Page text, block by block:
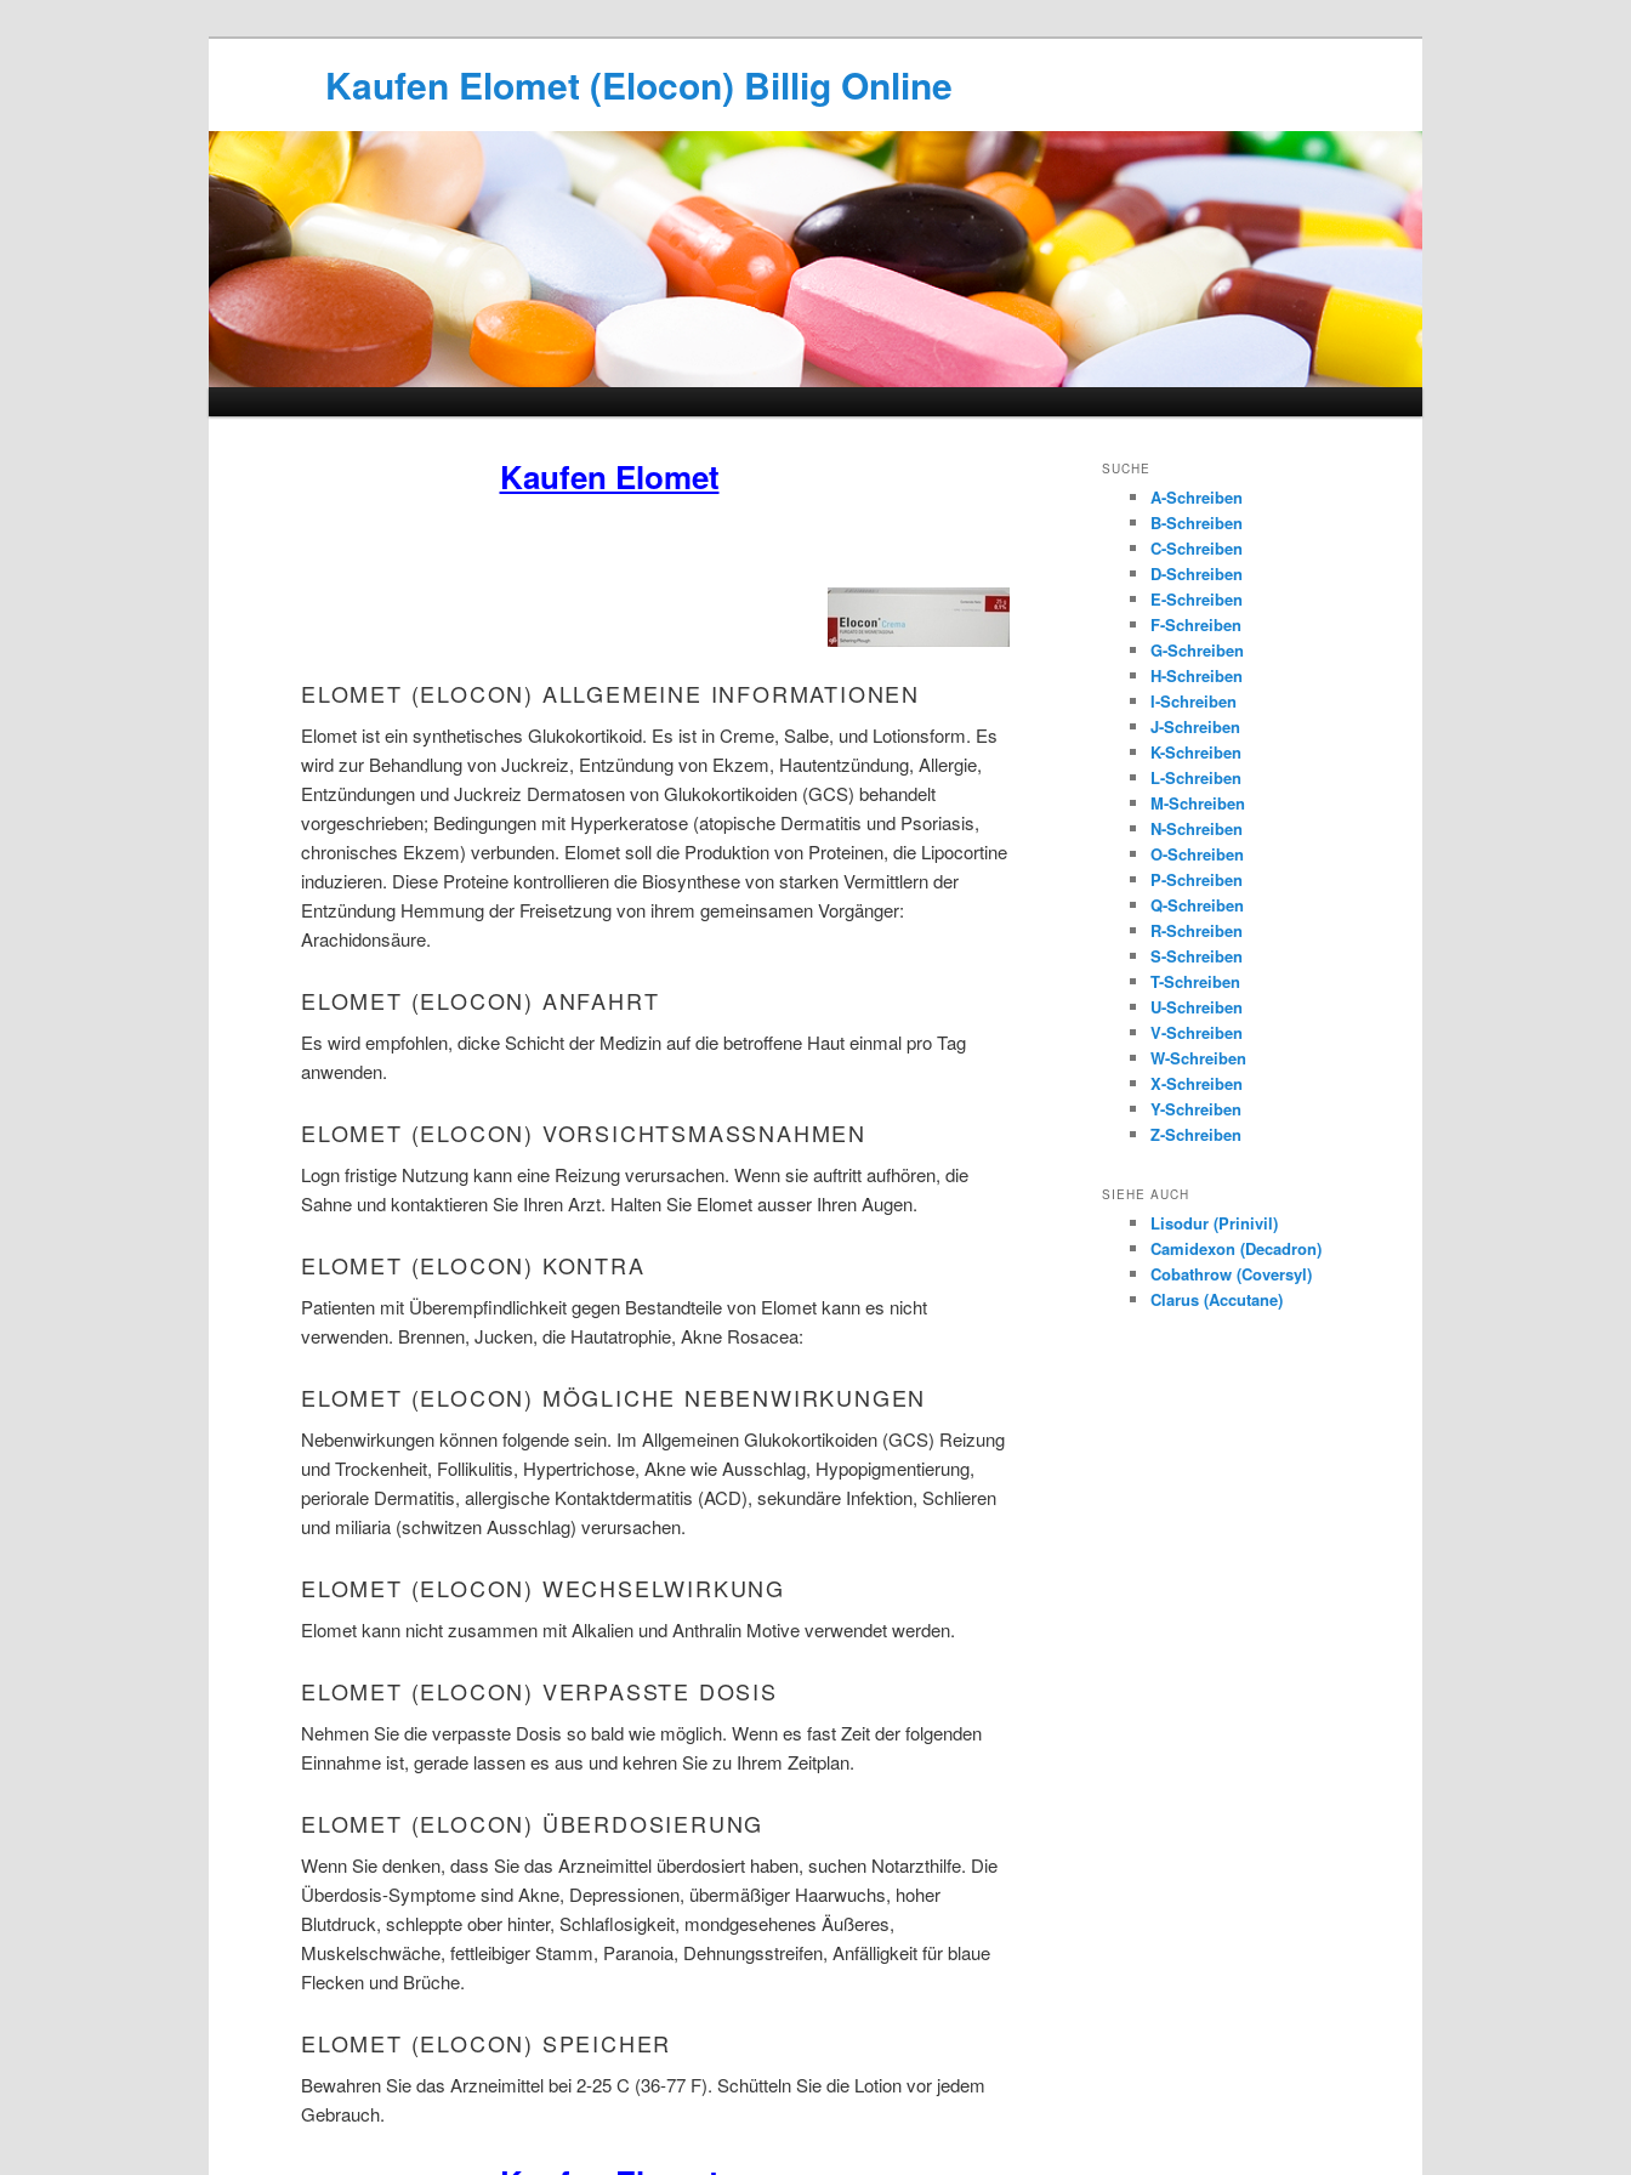
Kaufen Elomet (Elocon) Billig Online
Kaufen Elomet
ELOMET (ELOCON) ALLGEMEINE INFORMATIONEN
Elomet ist ein synthetisches Glukokortikoid. Es ist in Creme, Salbe, und Lotionsform. Es
wird zur Behandlung von Juckreiz, Entzündung von Ekzem, Hautentzündung, Allergie,
Entzündungen und Juckreiz Dermatosen von Glukokortikoiden (GCS) behandelt
vorgeschrieben; Bedingungen mit Hyperkeratose (atopische Dermatitis und Psoriasis,
chronisches Ekzem) verbunden. Elomet soll die Produktion von Proteinen, die Lipocortine
induzieren. Diese Proteine ​​kontrollieren die Biosynthese von starken Vermittlern der
Entzündung Hemmung der Freisetzung von ihrem gemeinsamen Vorgänger:
Arachidonsäure.
ELOMET (ELOCON) ANFAHRT
Es wird empfohlen, dicke Schicht der Medizin auf die betroffene Haut einmal pro Tag
anwenden.
ELOMET (ELOCON) VORSICHTSMASSNAHMEN
Logn fristige Nutzung kann eine Reizung verursachen. Wenn sie auftritt aufhören, die
Sahne und kontaktieren Sie Ihren Arzt. Halten Sie Elomet ausser Ihren Augen.
ELOMET (ELOCON) KONTRA
Patienten mit Überempfindlichkeit gegen Bestandteile von Elomet kann es nicht
verwenden. Brennen, Jucken, die Hautatrophie, Akne Rosacea:
ELOMET (ELOCON) MÖGLICHE NEBENWIRKUNGEN
Nebenwirkungen können folgende sein. Im Allgemeinen Glukokortikoiden (GCS) Reizung
und Trockenheit, Follikulitis, Hypertrichose, Akne wie Ausschlag, Hypopigmentierung,
periorale Dermatitis, allergische Kontaktdermatitis (ACD), sekundäre Infektion, Schlieren
und miliaria (schwitzen Ausschlag) verursachen.
ELOMET (ELOCON) WECHSELWIRKUNG
Elomet kann nicht zusammen mit Alkalien und Anthralin Motive verwendet werden.
ELOMET (ELOCON) VERPASSTE DOSIS
Nehmen Sie die verpasste Dosis so bald wie möglich. Wenn es fast Zeit der folgenden
Einnahme ist, gerade lassen es aus und kehren Sie zu Ihrem Zeitplan.
ELOMET (ELOCON) ÜBERDOSIERUNG
Wenn Sie denken, dass Sie das Arzneimittel überdosiert haben, suchen Notarzthilfe. Die
Überdosis-Symptome sind Akne, Depressionen, übermäßiger Haarwuchs, hoher
Blutdruck, schleppte ober hinter, Schlaflosigkeit, mondgesehenes Äußeres,
Muskelschwäche, fettleibiger Stamm, Paranoia, Dehnungsstreifen, Anfälligkeit für blaue
Flecken und Brüche.
ELOMET (ELOCON) SPEICHER
Bewahren Sie das Arzneimittel bei 2-25 C (36-77 F). Schütteln Sie die Lotion vor jedem
Gebrauch.
SUCHE
A-Schreiben
B-Schreiben
C-Schreiben
D-Schreiben
E-Schreiben
F-Schreiben
G-Schreiben
H-Schreiben
I-Schreiben
J-Schreiben
K-Schreiben
L-Schreiben
M-Schreiben
N-Schreiben
O-Schreiben
P-Schreiben
Q-Schreiben
R-Schreiben
S-Schreiben
T-Schreiben
U-Schreiben
V-Schreiben
W-Schreiben
X-Schreiben
Y-Schreiben
Z-Schreiben
SIEHE AUCH
Lisodur (Prinivil)
Camidexon (Decadron)
Cobathrow (Coversyl)
Clarus (Accutane)